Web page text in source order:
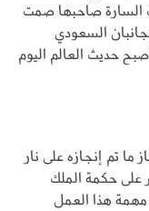
السارة صاحبها صمت
السعودي
حديث العالم اليوم
تم إنجازه على نار
على حكمة الملك
هذا العمل